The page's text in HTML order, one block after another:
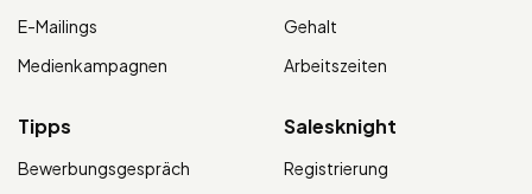
E-Mailings
Medienkampagnen
Gehalt
Arbeitszeiten
Tipps
Bewerbungsgespräch
Salesknight
Registrierung